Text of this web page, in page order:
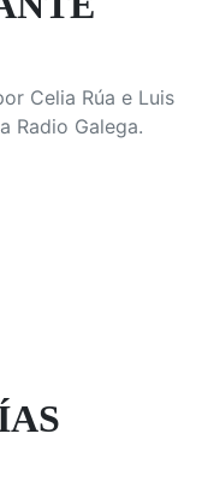
Celia Rúa e Luis
Radio Galega.